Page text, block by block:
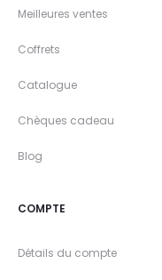
Meilleures ventes
Coffrets
Catalogue
Chèques cadeau
Blog
COMPTE
Détails du compte